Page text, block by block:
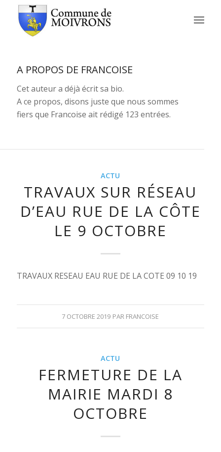
A PROPOS DE FRANCOISE
Cet auteur a déjà écrit sa bio.
A ce propos, disons juste que nous sommes
fiers que Francoise ait rédigé 123 entrées.
ACTU
TRAVAUX SUR RÉSEAU
D’EAU RUE DE LA CÔTE
LE 9 OCTOBRE
TRAVAUX RESEAU EAU RUE DE LA COTE 09 10 19
7 OCTOBRE 2019 PAR FRANCOISE
ACTU
FERMETURE DE LA
MAIRIE MARDI 8
OCTOBRE